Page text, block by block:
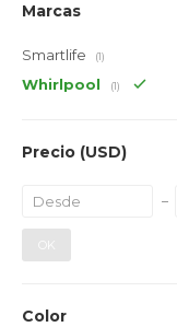
Marcas
Smartlife (1)
Whirlpool (1)
Precio (USD)
OK
Color